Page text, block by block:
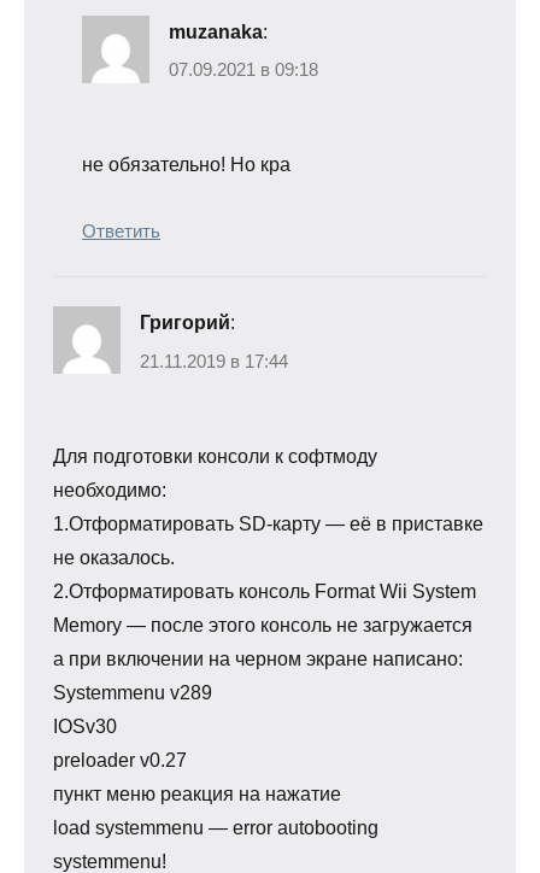
muzanaka:
07.09.2021 в 09:18
не обязательно! Но кра
Ответить
Григорий:
21.11.2019 в 17:44
Для подготовки консоли к софтмоду
необходимо:
1.Отформатировать SD-карту — её в приставке
не оказалось.
2.Отформатировать консоль Format Wii System
Memory — после этого консоль не загружается
а при включении на черном экране написано:
Systemmenu v289
IOSv30
preloader v0.27
пункт меню реакция на нажатие
load systemmenu — error autobooting
systemmenu!